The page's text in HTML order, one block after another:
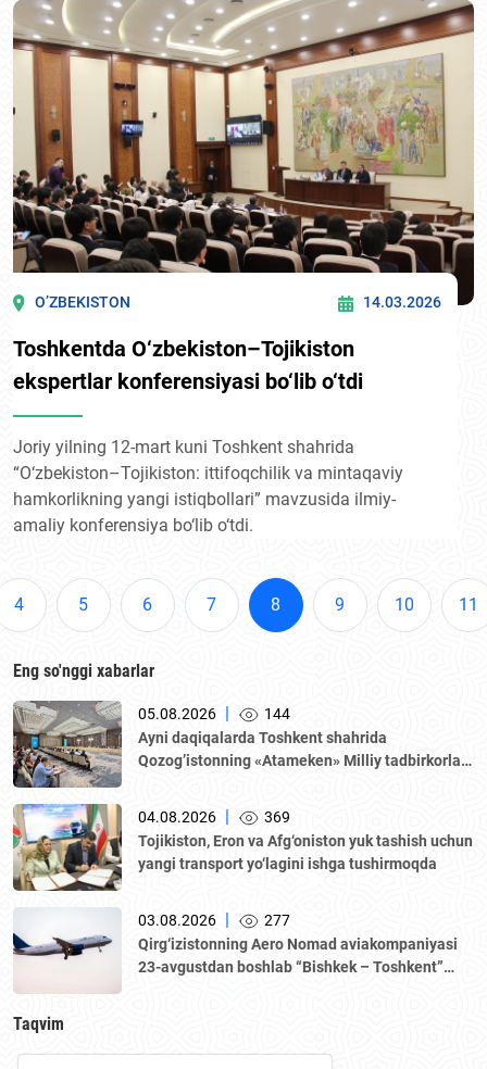
O’ZBEKISTON 14.03.2026
Toshkentda O‘zbekiston–Tojikiston
ekspertlar konferensiyasi bo‘lib o‘tdi
Joriy yilning 12-mart kuni Toshkent shahrida
“O‘zbekiston–Tojikiston: ittifoqchilik va mintaqaviy
hamkorlikning yangi istiqbollari” mavzusida ilmiy-
amaliy konferensiya bo‘lib o‘tdi.
4 5 6 7 8 9 10 11
Eng so'nggi xabarlar
05.08.2026
144
Аyni daqiqalarda Toshkent shahrida
Qozogʼistonning «Аtameken» Milliy tadbirkorlar
Oʼzbekiston–Qozogʼiston biznes-forumi va B2B
muzokaralari boʼlib oʼtmoqda.
04.08.2026
369
Tojikiston, Eron va Afg‘oniston yuk tashish uchun
yangi transport yo‘lagini ishga tushirmoqda
03.08.2026
277
Qirg‘izistonning Aero Nomad aviakompaniyasi
23-avgustdan boshlab “Bishkek – Toshkent”
Taqvim